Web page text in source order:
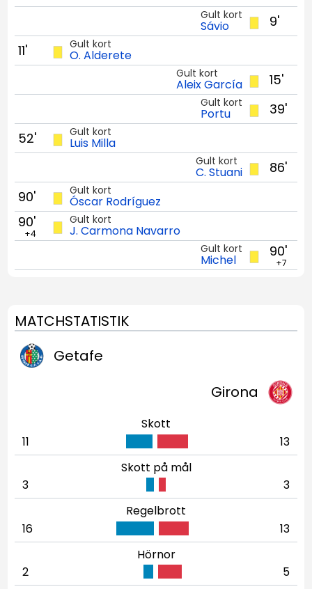
9'
Gult kort
Sávio
Gult kort
O. Alderete
11'
15'
Gult kort
Aleix García
39'
Gult kort
Portu
Gult kort
Luis Milla
52'
86'
Gult kort
C. Stuani
Gult kort
Óscar Rodríguez
90'
Gult kort
J. Carmona Navarro
90'
+4
90'
+7
Gult kort
Michel
MATCHSTATISTIK
Getafe
Girona
Skott
11
13
Skott på mål
3
3
Regelbrott
16
13
Hörnor
2
5